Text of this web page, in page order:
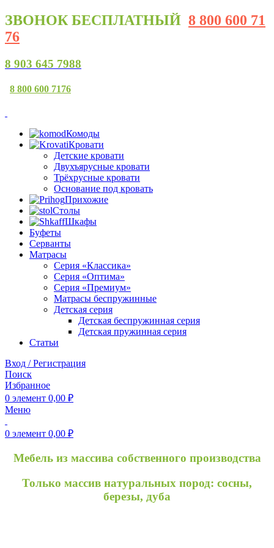
ЗВОНОК БЕСПЛАТНЫЙ 8 800 600 71
76
8 903 645 7988
8 800 600 7176
Комоды
Кровати
Детские кровати
Двухъярусные кровати
Трёхрусные кровати
Основание под кровать
Прихожие
Столы
Шкафы
Буфеты
Серванты
Матрасы
Серия «Классика»
Серия «Оптима»
Серия «Премиум»
Матрасы беспружинные
Детская серия
Детская беспружинная серия
Детская пружинная серия
Статьи
Вход / Регистрация
Поиск
Избранное
0 элемент 0,00 ₽
Меню
0 элемент 0,00 ₽
Мебель из массива собственного производства
Только массив натуральных пород: сосны,
березы, дуба